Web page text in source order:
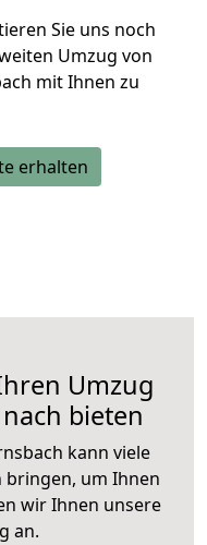
Sie uns noch
Umzug von
mit Ihnen zu
erhalten
Umzug
bieten
kann viele
um Ihnen
wir Ihnen unsere
an.